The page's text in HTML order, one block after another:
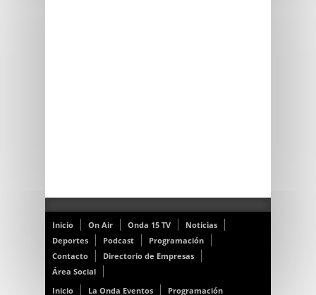
Inicio On Air Onda 15 TV
Noticias
Deportes
Podcast
Programación
Contacto
Directorio de Empresas
Área Social
Inicio
La Onda Eventos Programación